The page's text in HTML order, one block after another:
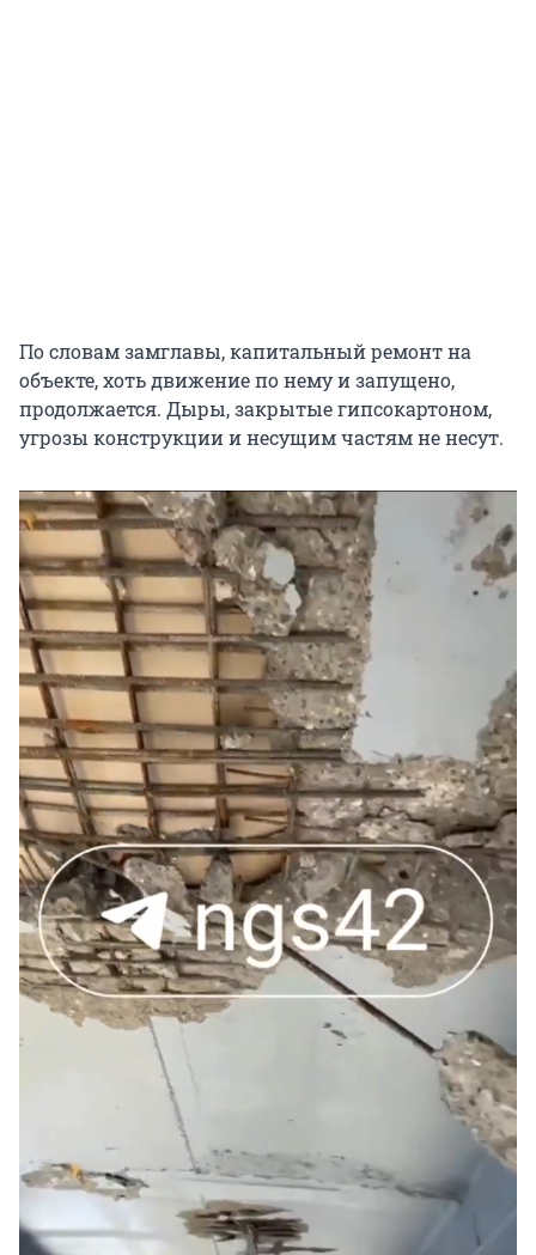
По словам замглавы, капитальный ремонт на
объекте, хоть движение по нему и запущено,
продолжается. Дыры, закрытые гипсокартоном,
угрозы конструкции и несущим частям не несут.